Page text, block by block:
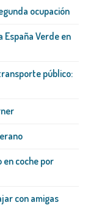
ocupación
España Verde en
público:
coche por
con amigas